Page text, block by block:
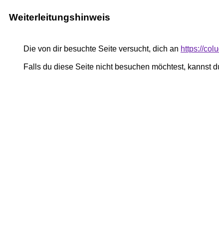
Weiterleitungshinweis
Die von dir besuchte Seite versucht, dich an https://
Falls du diese Seite nicht besuchen möchtest, kannst